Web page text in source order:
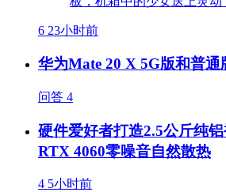
6 23小时前
华为Mate 20 X 5G版和普通
问答 4
硬件爱好者打造2.5公斤纯
RTX 4060零噪音自然散热
4 5小时前